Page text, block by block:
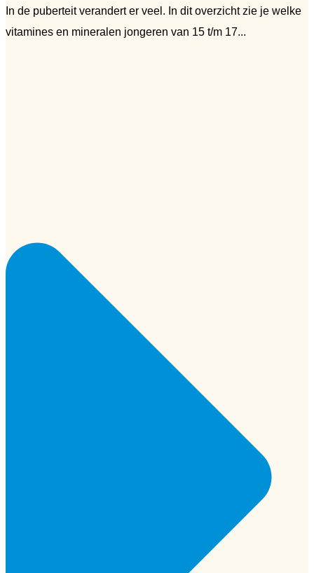
In de puberteit verandert er veel. In dit overzicht zie je welke
vitamines en mineralen jongeren van 15 t/m 17...